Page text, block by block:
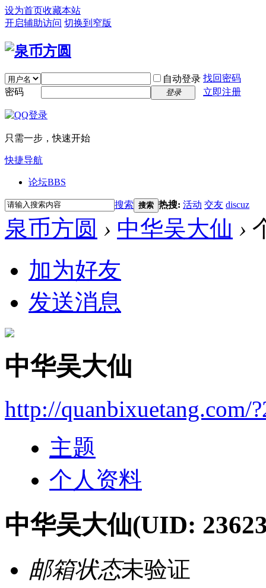
设为首页收藏本站
开启辅助访问 切换到窄版
自动登录 找回密码
密码
登录 立即注册
只需一步，快速开始
快捷导航
论坛BBS
搜索 搜索 热搜: 活动 交友 discuz
泉币方圆 › 中华吴大仙 ›
加为好友
发送消息
中华吴大仙
http://quanbixuetang.com/
主题
个人资料
中华吴大仙(UID:
邮箱状态未验证